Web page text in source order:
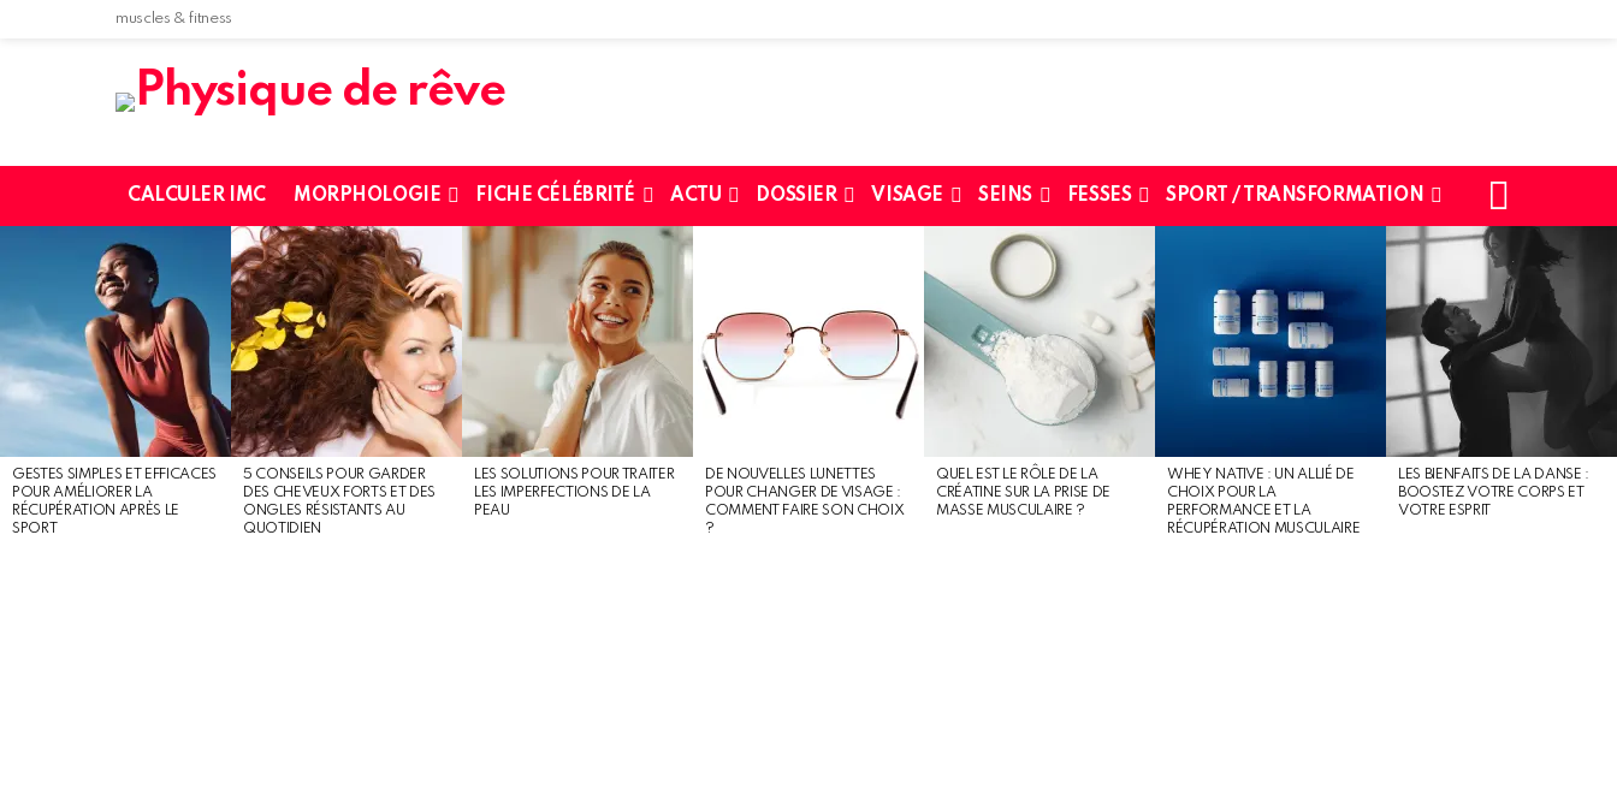
muscles & fitness
CALCULER IMC MORPHOLOGIE FICHE CÉLÉBRITÉ ACTU DOSSIER VISAGE SEINS FESSES SPORT / TRANSFORMATION
GESTES SIMPLES ET EFFICACES
POUR AMÉLIORER LA
RÉCUPÉRATION APRÈS LE
SPORT
5 CONSEILS POUR GARDER
DES CHEVEUX FORTS ET DES
ONGLES RÉSISTANTS AU
QUOTIDIEN
LES SOLUTIONS POUR TRAITER
LES IMPERFECTIONS DE LA
PEAU
DE NOUVELLES LUNETTES
POUR CHANGER DE VISAGE :
COMMENT FAIRE SON CHOIX
?
QUEL EST LE RÔLE DE LA
CRÉATINE SUR LA PRISE DE
MASSE MUSCULAIRE ?
WHEY NATIVE : UN ALLIÉ DE
CHOIX POUR LA
PERFORMANCE ET LA
RÉCUPÉRATION MUSCULAIRE
LES BIENFAITS DE LA DANSE :
BOOSTEZ VOTRE CORPS ET
VOTRE ESPRIT